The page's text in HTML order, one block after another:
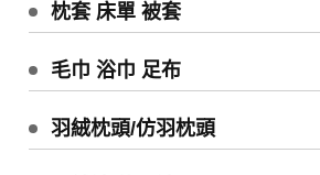
枕套 床單 被套
毛巾 浴巾 足布
羽絨枕頭/仿羽枕頭